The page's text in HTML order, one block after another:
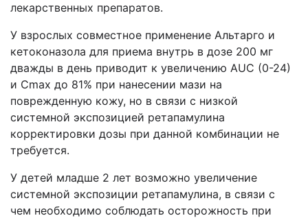
лекарственных препаратов.
У взрослых совместное применение Альтарго и
кетоконазола для приема внутрь в дозе 200 мг
дважды в день приводит к увеличению AUC (0-24)
и Cmax до 81% при нанесении мази на
поврежденную кожу, но в связи с низкой
системной экспозицией ретапамулина
корректировки дозы при данной комбинации не
требуется.
У детей младше 2 лет возможно увеличение
системной экспозиции ретапамулина, в связи с
чем необходимо соблюдать осторожность при